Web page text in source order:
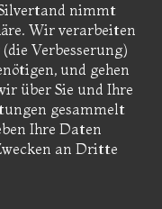
nimmt
Wir verarbeiten
Verbesserung)
und gehen
über Sie und Ihre
gesammelt
Ihre Daten
an Dritte